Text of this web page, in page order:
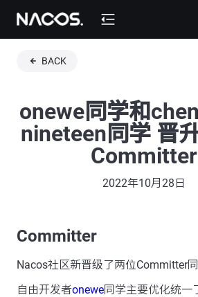
BACK
onewe同学和
nineteen同学 晋
Committer
2022年10月28日
Committer
Nacos社区新晋级了两位Committer同
自由开发者onewe同学主要优化统一